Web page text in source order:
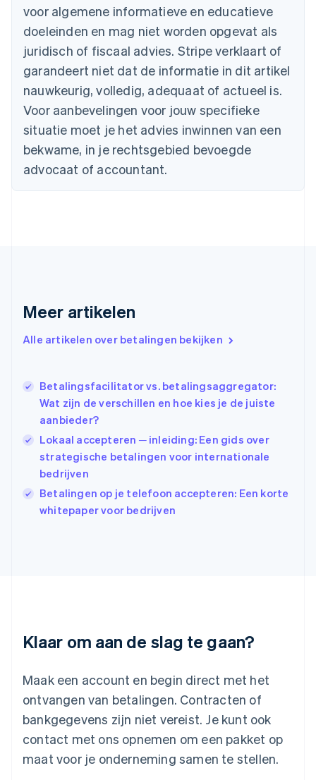
voor algemene informatieve en educatieve
doeleinden en mag niet worden opgevat als
juridisch of fiscaal advies. Stripe verklaart of
garandeert niet dat de informatie in dit artikel
nauwkeurig, volledig, adequaat of actueel is.
Voor aanbevelingen voor jouw specifieke
situatie moet je het advies inwinnen van een
bekwame, in je rechtsgebied bevoegde
advocaat of accountant.
Meer artikelen
Alle artikelen over betalingen bekijken
Betalingsfacilitator vs. betalingsaggregator:
Wat zijn de verschillen en hoe kies je de juiste
aanbieder?
Lokaal accepteren ─ inleiding: Een gids over
strategische betalingen voor internationale
bedrijven
Betalingen op je telefoon accepteren: Een korte
whitepaper voor bedrijven
Klaar om aan de slag te gaan?
Maak een account en begin direct met het
ontvangen van betalingen. Contracten of
bankgegevens zijn niet vereist. Je kunt ook
contact met ons opnemen om een pakket op
maat voor je onderneming samen te stellen.
NederlandsFrançaisDeutschEnglish
Brazilië
Bulgarije
English
Canada
EnglishFrançais
Cyprus
English
English
Duitsland
Griekenland
Hongarije
English简体中文
Ierland
English
English
Italië
ItalianoEnglish
日本語English
Kroatië
FrançaisDeutschEnglish
English
Malta
English
Mexico
Nederland
NederlandsEnglish